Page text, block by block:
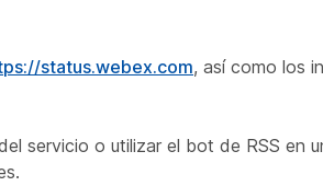
status.webex.com, así como los
servicio o utilizar el bot de RSS en